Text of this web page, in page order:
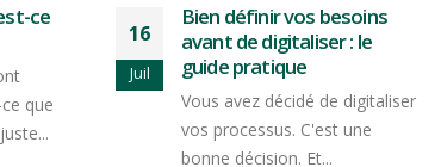
le
29
Juin
Passer du papier au digital
en équipe :
l’accompagnement, clé du
succès
Vous avez choisi une solution
pour digitaliser vos processus